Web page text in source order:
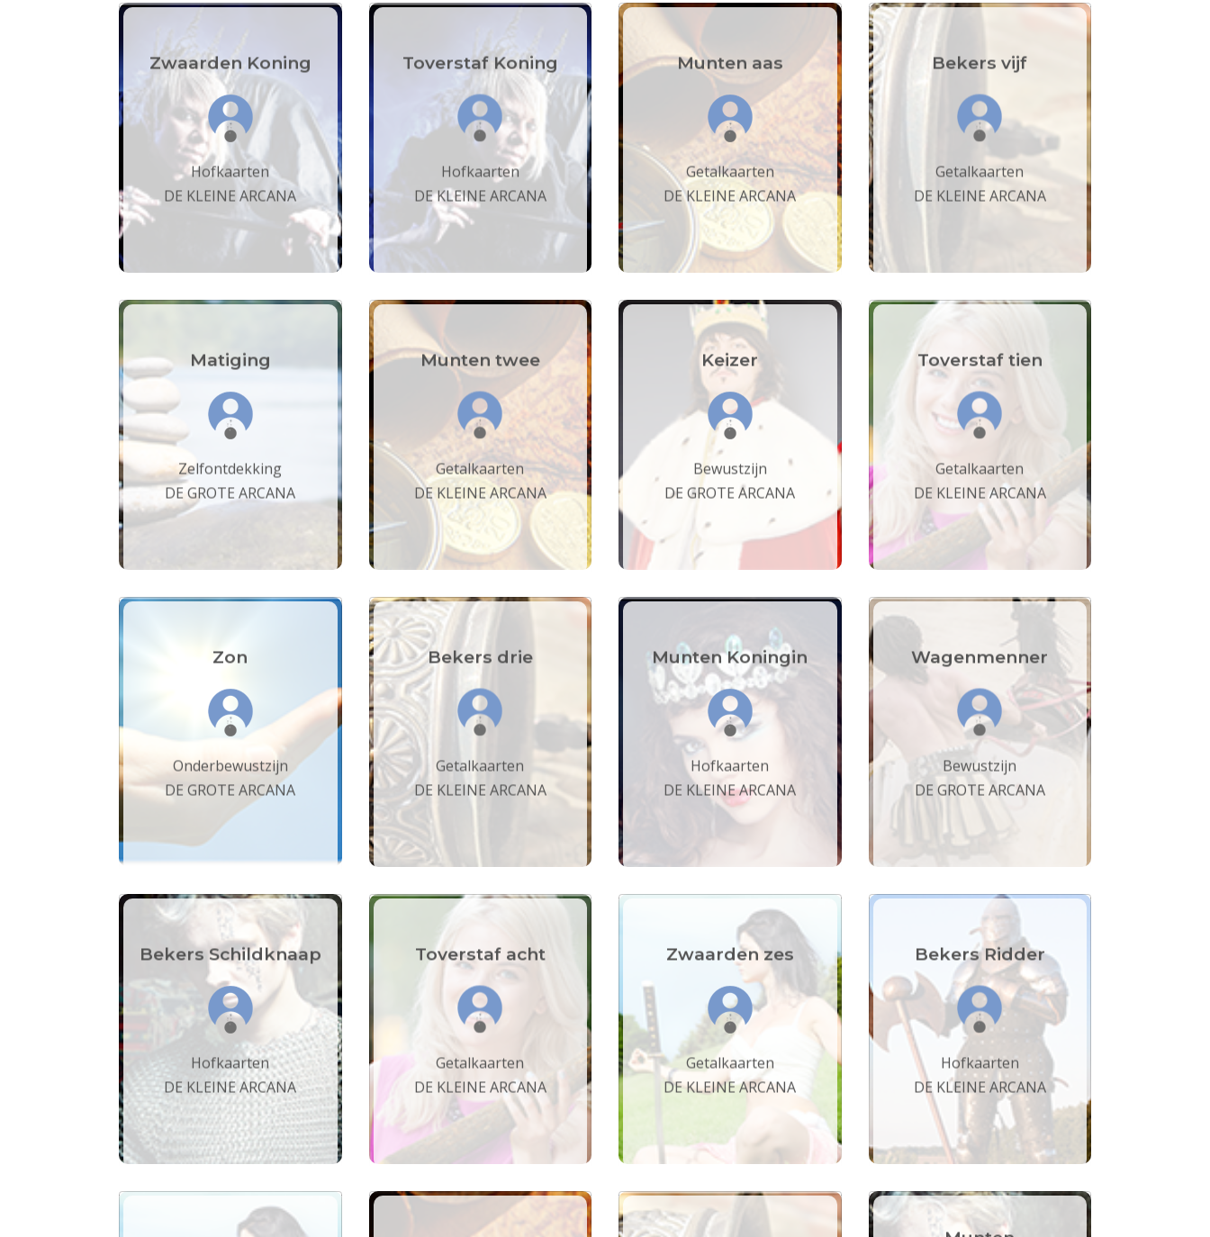
Zwaarden Koning
Hofkaarten
DE KLEINE ARCANA
Toverstaf Koning
Hofkaarten
DE KLEINE ARCANA
Munten aas
Getalkaarten
DE KLEINE ARCANA
Bekers vijf
Getalkaarten
DE KLEINE ARCANA
Matiging
Zelfontdekking
DE GROTE ARCANA
Munten twee
Getalkaarten
DE KLEINE ARCANA
Keizer
Bewustzijn
DE GROTE ARCANA
Toverstaf tien
Getalkaarten
DE KLEINE ARCANA
Zon
Onderbewustzijn
DE GROTE ARCANA
Bekers drie
Getalkaarten
DE KLEINE ARCANA
Munten Koningin
Hofkaarten
DE KLEINE ARCANA
Wagenmenner
Bewustzijn
DE GROTE ARCANA
Bekers Schildknaap
Hofkaarten
DE KLEINE ARCANA
Toverstaf acht
Getalkaarten
DE KLEINE ARCANA
Zwaarden zes
Getalkaarten
DE KLEINE ARCANA
Bekers Ridder
Hofkaarten
DE KLEINE ARCANA